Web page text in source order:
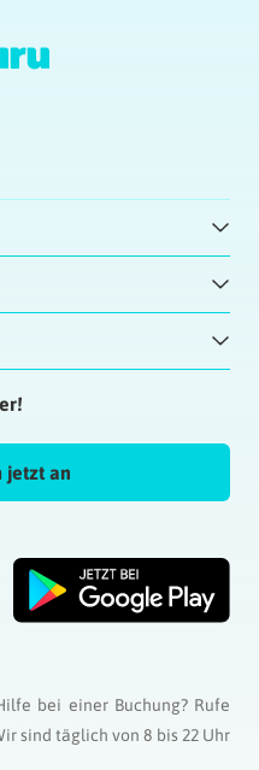
jetzt an
bei einer Buchung? Rufe
sind täglich von 8 bis 22 Uhr